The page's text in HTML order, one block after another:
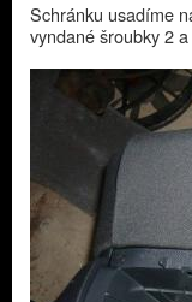
Schránku usadíme
vyndané šroubky 2